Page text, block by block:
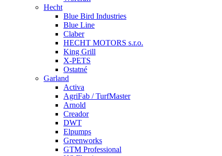
Hecht
Blue Bird Industries
Blue Line
Claber
HECHT MOTORS s.r.o.
King Grill
X-PETS
Ostatné
Garland
Activa
AgriFab / TurfMaster
Arnold
Creador
DWT
Elpumps
Greenworks
GTM Professional